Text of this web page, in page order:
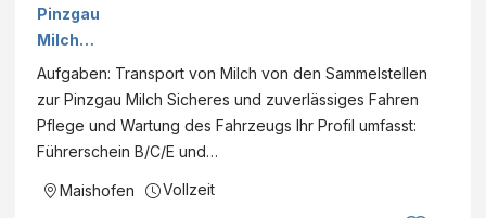
Milchsa
mmeltra
nsport
MB
(m/w/d)
Pinzgau
Milch
Produktio
ns GmbH
Aufgaben: Transport von Milch von den Sammelstellen
zur Pinzgau Milch Sicheres und zuverlässiges Fahren
Pflege und Wartung des Fahrzeugs Ihr Profil umfasst:
Führerschein B/C/E und…
Maishofen Vollzeit